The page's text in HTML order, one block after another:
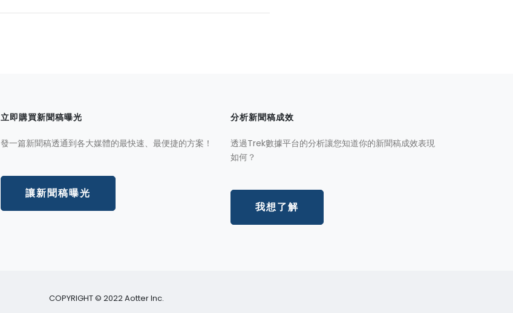
立即購買新聞稿曝光
發一篇新聞稿透通到各大媒體的最快速、最便捷的方案！
讓新聞稿曝光
分析新聞稿成效
透過Trek數據平台的分析讓您知道你的新聞稿成效表現
如何？
我想了解
COPYRIGHT © 2022 Aotter Inc.